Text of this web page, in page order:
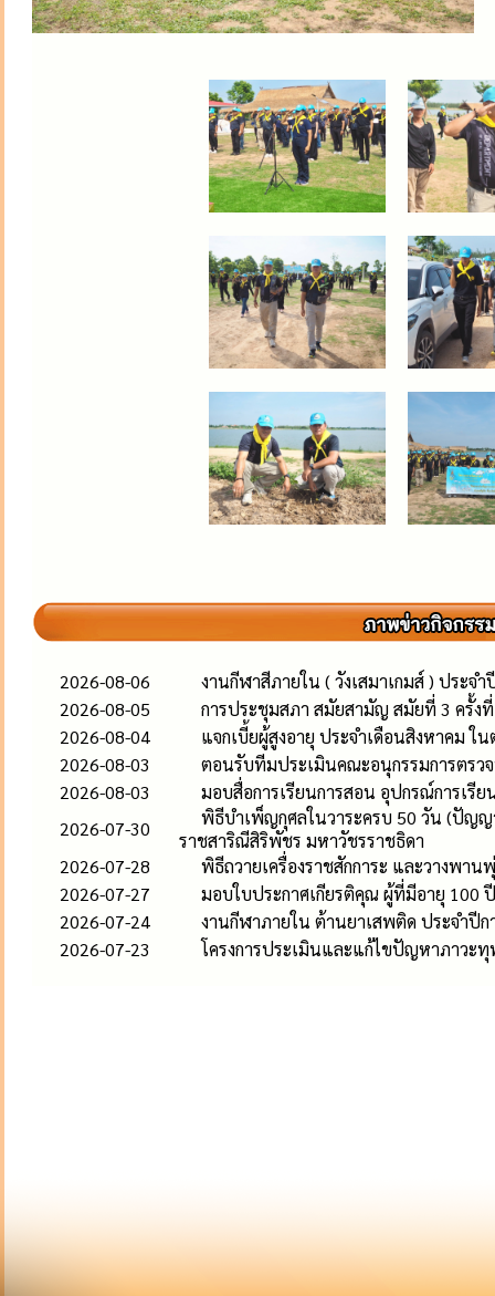
2026-08-06
งานกีฬาสีภายใน ( วังเสมาเกมส์ ) ประจ
2026-08-05
การประชุมสภา สมัยสามัญ สมัยที่ 3 ครั้ง
2026-08-04
แจกเบี้ยผู้สูงอายุ ประจำเดือนสิงหาคม ใ
2026-08-03
ตอนรับทีมประเมินคณะอนุกรรมการตรว
2026-08-03
มอบสื่อการเรียนการสอน อุปกรณ์การเรี
2026-07-30
พิธีบำเพ็ญกุศลในวาระครบ 50 วัน (ปัญญ
ราชสาริณีสิริพัชร มหาวัชรราชธิดา
2026-07-28
พิธีถวายเครื่องราชสักการะ และวางพา
2026-07-27
มอบใบประกาศเกียรติคุณ ผู้ที่มีอายุ 100 ปี
2026-07-24
งานกีฬาภายใน ต้านยาเสพติด ประจำปี
2026-07-23
โครงการประเมินและแก้ไขปัญหาภาวะ